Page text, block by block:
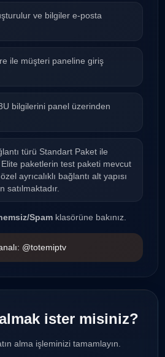
ve bilgiler e-posta
ile müşteri paneline giriş
bilgilerini panel üzerinden
türü Standart Paket ile
Elite paketlerin test paketi mevcut
ayrıcalıklı bağlantı alt yapısı
satılmaktadır.
Spam klasörüne bakınız.
@totemiptv
ister misiniz?
alma işleminizi tamamlayın.